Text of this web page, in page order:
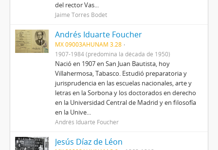
del rector Vas...
Jaime Torres Bodet
Andrés Iduarte Foucher
MX 09003AHUNAM 3.28
1907-1984 (predomina la década de 1950)
Nació en 1907 en San Juan Bautista, hoy
Villahermosa, Tabasco. Estudió preparatoria y
jurisprudencia en las escuelas nacionales, arte y
letras en la Sorbona y los doctorados en derecho
en la Universidad Central de Madrid y en filosofía
en la Unive...
Andrés Iduarte Foucher
Jesús Díaz de Léon